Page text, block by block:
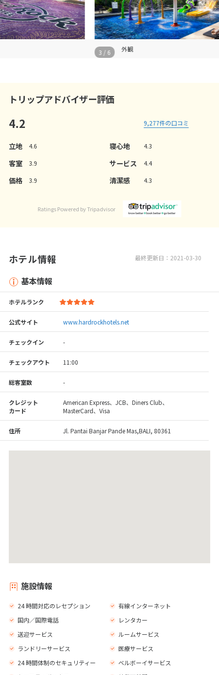
トリップアドバイザー評価
4.2 9,277件の口コミ
立地 4.6 寝心地 4.3
客室 3.9 サービス 4.4
価格 3.9 清潔感 4.3
Ratings Powered by Tripadvisor
最終更新日：2021-03-30
ホテル情報
基本情報
ホテルランク
公式サイト www.hardrockhotels.net
チェックイン -
チェックアウト 11:00
総客室数 -
クレジット
カード
American Express、JCB、Diners Club、
MasterCard、Visa
住所 Jl. Pantai Banjar Pande Mas,BALI, 80361
施設情報
24 時間対応のレセプション
有線インターネット
国内／国際電話
レンタカー
送迎サービス
ルームサービス
ランドリーサービス
医療サービス
24 時間体制のセキュリティー
ベルボーイサービス